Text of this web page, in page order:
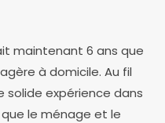
maintenant 6 ans que
à domicile. Au fil
solide expérience dans
le ménage et le